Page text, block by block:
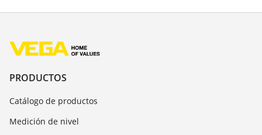
PRODUCTOS
Catálogo de productos
Medición de nivel